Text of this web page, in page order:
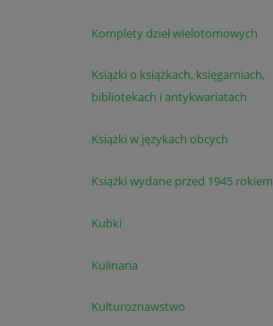
Komplety dzieł wielotomowych
Książki o książkach, księgarniach,
bibliotekach i antykwariatach
Książki w językach obcych
Książki wydane przed 1945 rokiem
Kubki
Kulinaria
Kulturoznawstwo